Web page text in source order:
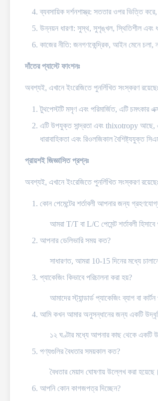
ব্যবসায়িক দর্শনশাস্ত্র: সততার ওপর ভিত্তি করে,
উন্নয়ন ধারণা: সুস্থ, সুশৃঙ্খল, স্থিতিশীল এবং
কাজের নীতি: জনগণকেন্দ্রিক, আইন মেনে চলা,
দাঁতের প্যাস্টে ফাংশনঃ
অবশ্যই, এখানে ইংরেজিতে পুনর্লিখিত সংস্করণ
টুথপেস্টটি মসৃণ এবং পরিমার্জিত, এটি চমৎকার
এটি উপযুক্ত সান্দ্রতা এবং thixotropy আছে,
ধারাবাহিকতা এবং রিওলজিকাল বৈশিষ্ট্যযুক্ত
প্রায়শই জিজ্ঞাসিত প্রশ্নঃ
অবশ্যই, এখানে ইংরেজিতে পুনর্লিখিত সংস্করণ
কোন পেমেন্টের শর্তাবলী আপনার জন্য
আমরা T/T বা L/C পেমেন্ট শর্তাবলী
আপনার ডেলিভারি সময় কত?
সাধারণত, আমরা 10-15 দিনের মধ্যে
প্যাকেজিং কিভাবে পরিচালনা করা হয়?
আমাদের স্ট্যান্ডার্ড প্যাকেজিং ব্যাগ বা
আমি কখন আমার অনুসন্ধানের জন্য একটি
১২ ঘণ্টার মধ্যে আপনার কাছ থেকে একটি
পণ্যগুলির বৈধতার সময়কাল কত?
বৈধতার মেয়াদ ঘোষণায় উল্লেখ করা হয়েছে।
আপনি কোন কাগজপত্র দিচ্ছেন?